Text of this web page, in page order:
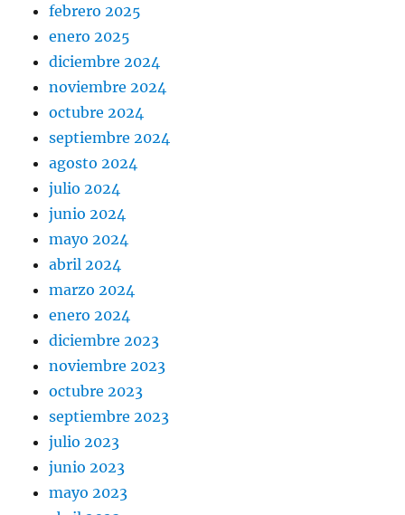
febrero 2025
enero 2025
diciembre 2024
noviembre 2024
octubre 2024
septiembre 2024
agosto 2024
julio 2024
junio 2024
mayo 2024
abril 2024
marzo 2024
enero 2024
diciembre 2023
noviembre 2023
octubre 2023
septiembre 2023
julio 2023
junio 2023
mayo 2023